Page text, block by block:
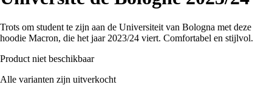
Trots om student te zijn aan de Universiteit van Bologna met deze
hoodie Macron, die het jaar 2023/24 viert. Comfortabel en stijlvol.
Product niet beschikbaar
Alle varianten zijn uitverkocht